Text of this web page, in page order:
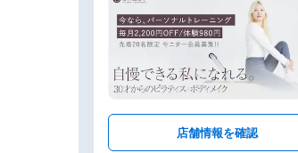
店舗情報を確認